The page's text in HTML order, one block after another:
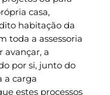
casa,
habitação da
toda a assessoria
avançar, a
por si, junto do
a carga
estes processos